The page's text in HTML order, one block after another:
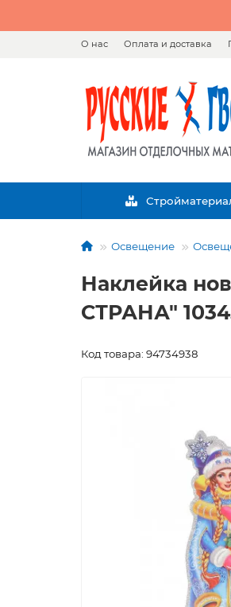
О нас Оплата и доставка
Освещение
Наклейка
СТРАНА"
Код товара: 94734938